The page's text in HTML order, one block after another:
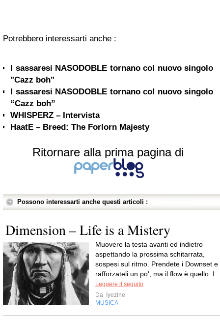
Potrebbero interessarti anche :
I sassaresi NASODOBLE tornano col nuovo singolo
"Cazz boh"
I sassaresi NASODOBLE tornano col nuovo singolo
“Cazz boh”
WHISPERZ – Intervista
HaatE – Breed: The Forlorn Majesty
Ritornare alla prima pagina di
Possono interessarti anche questi articoli :
Dimension – Life is a Mistery
Muovere la testa avanti ed indietro
aspettando la prossima schitarrata,
sospesi sul ritmo. Prendete i Downset e
rafforzateli un po', ma il flow è quello. I...
Leggere il seguito
Da
Iyezine
MUSICA